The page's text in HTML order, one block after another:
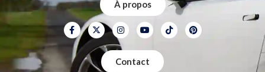
À propos
Contact